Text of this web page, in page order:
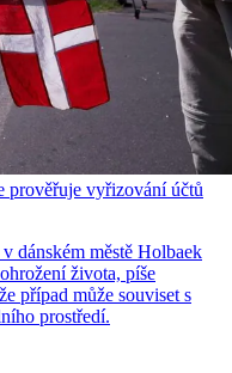
prověřuje vyřizování účtů
dánském městě Holbaek
života, píše
případ může souviset s
prostředí.